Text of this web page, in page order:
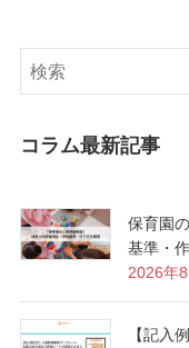
コラム最新記事
保育園
基準・
2026年
【記入